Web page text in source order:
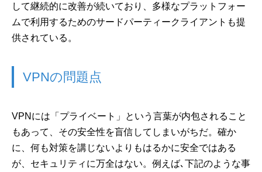
して継続的に改善が続いており、多様なプラットフォー
ムで利用するためのサードパーティークライアントも提
供されている。
VPNの問題点
VPNには「プライベート」という言葉が内包されること
もあって、その安全性を盲信してしまいがちだ。確か
に、何も対策を講じないよりもはるかに安全ではある
が、セキュリティに万全はない。例えば､下記のような事